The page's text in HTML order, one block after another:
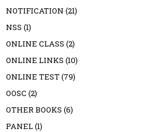
NOTIFICATION (21)
NSS (1)
ONLINE CLASS (2)
ONLINE LINKS (10)
ONLINE TEST(79)
OOSC (2)
OTHER BOOKS (6)
PANEL(1)